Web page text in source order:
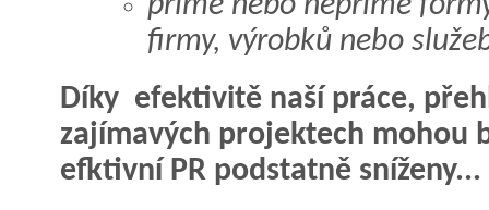
firmy, výrobků nebo
Díky efektivitě naší práce,
zajímavých projektech mohou
efktivní PR podstatně sníženy...